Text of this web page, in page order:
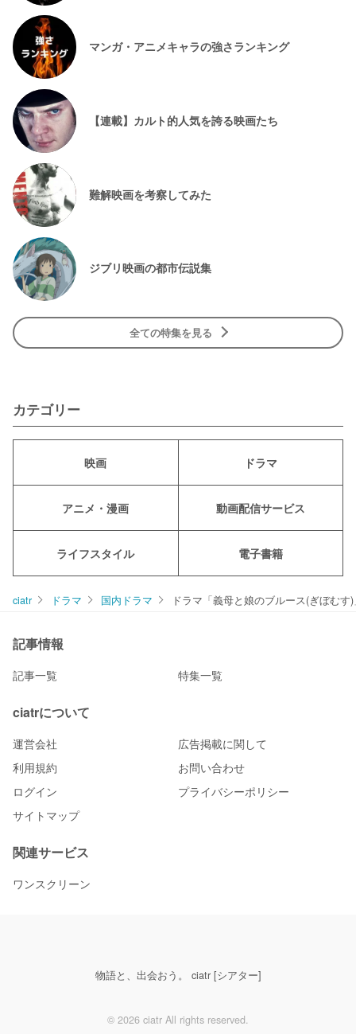
マンガ・アニメキャラの強さランキング
【連載】カルト的人気を誇る映画たち
難解映画を考察してみた
ジブリ映画の都市伝説集
全ての特集を見る
カテゴリー
映画 ドラマ
アニメ・漫画 動画配信サービス
ライフスタイル 電子書籍
ciatr ドラマ 国内ドラマ ドラマ「義母と娘のブルース(ぎぼむ
記事情報
記事一覧 特集一覧
ciatrについて
運営会社
広告掲載に関して
利用規約
お問い合わせ
ログイン
プライバシーポリシー
サイトマップ
関連サービス
ワンスクリーン
物語と、出会おう。 ciatr [シアター]
© 2026 ciatr All rights reserved.